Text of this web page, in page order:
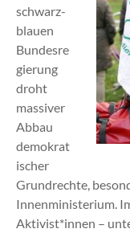
schwarz-
blauen
Bundesre
gierung
droht
massiver
Abbau
demokrat
ischer
Grundrechte,
Innenministerium.
Aktivist*innen –